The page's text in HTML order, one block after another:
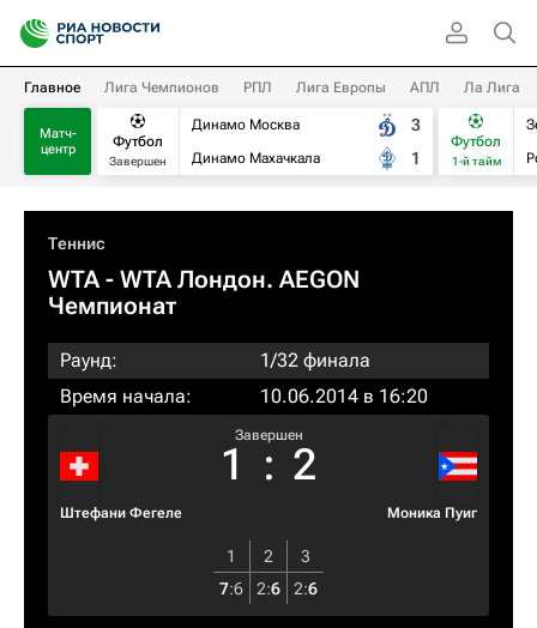
Главное Лига Чемпионов РПЛ Лига Европы АПЛ Ла Лига
Матч-
центр
Футбол
Завершен
Динамо Москва
Динамо Махачкала
3
1
Футбол
1-й тайм
Теннис
WTA- WTA Лондон. AEGON
Чемпионат
Раунд:
1/32 финала
Время начала:
10.06.2014 в 16:20
Штефани Фегеле
Завершен
1 : 2
Моника Пуиг
1 2
3
7:6 2:6 2:6